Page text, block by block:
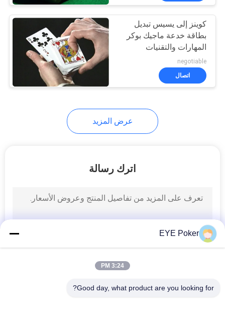
لعب الورق غير مرئية
الحبر
جونغ أجهزة الغش
لعبة البوكر لعبة نظام
17
كوينز إلى يسيس تبديل
بطاقة خدعة ماجيك بوكر
المهارات والتقنيات
negotiable
اتصال
عرض المزيد
اترك رسالة
EYE Poker
3:24 PM
Good day, what product are you looking for?